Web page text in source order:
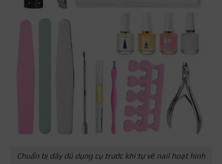
Chuẩn bị đầy đủ dụng cụ trước khi tự vẽ nail hoạt hình